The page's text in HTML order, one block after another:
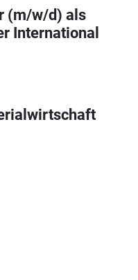
(m/w/d) als
International